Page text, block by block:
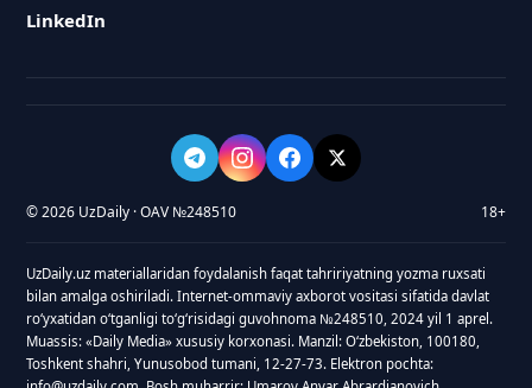
LinkedIn
© 2026 UzDaily · OAV №248510 18+
UzDaily.uz materiallaridan foydalanish faqat tahririyatning yozma ruxsati
bilan amalga oshiriladi. Internet-ommaviy axborot vositasi sifatida davlat
roʻyxatidan oʻtganligi toʻgʻrisidagi guvohnoma №248510, 2024 yil 1 aprel.
Muassis: «Daily Media» xususiy korxonasi. Manzil: Oʻzbekiston, 100180,
Toshkent shahri, Yunusobod tumani, 12-27-73. Elektron pochta: